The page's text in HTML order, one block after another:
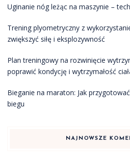
Uginanie nóg leżąc na maszynie –
Trening plyometryczny z
zwiększyć siłę i eksplozywność
Plan treningowy na rozwinięcie
poprawić kondycję i wytrzymałość
Bieganie na maraton: Jak
biegu
NAJNOWSZE